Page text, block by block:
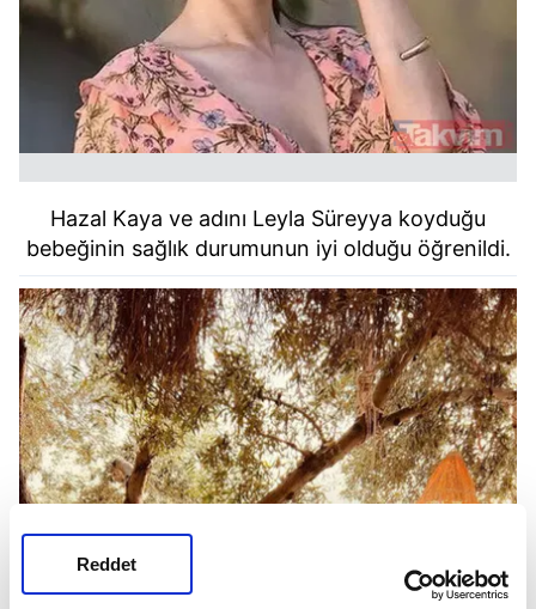
Reddet
Hazal Kaya ve adını Leyla Süreyya koyduğu
bebeğinin sağlık durumunun iyi olduğu öğrenildi.